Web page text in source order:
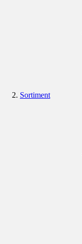
Sortiment